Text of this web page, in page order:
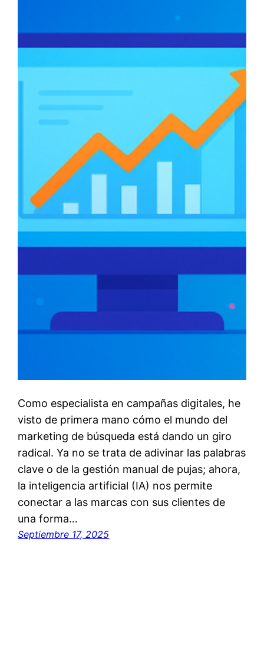
Como especialista en campañas digitales, he
visto de primera mano cómo el mundo del
marketing de búsqueda está dando un giro
radical. Ya no se trata de adivinar las palabras
clave o de la gestión manual de pujas; ahora,
la inteligencia artificial (IA) nos permite
conectar a las marcas con sus clientes de
una forma…
Septiembre 17, 2025